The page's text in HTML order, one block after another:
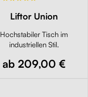
Liftor Union
Hochstabiler Tisch im
industriellen Stil.
ab 209,00 €